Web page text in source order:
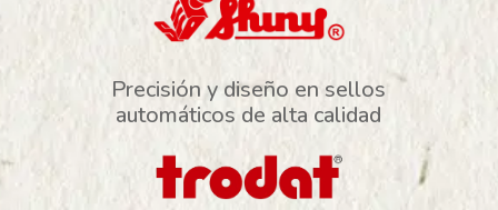
Precisión y diseño en sellos
automáticos de alta calidad